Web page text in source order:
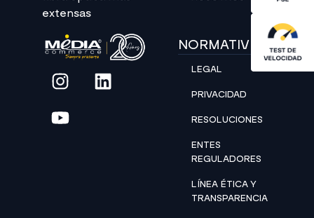
extensas
NORMATIVIDAD
LEGAL
PRIVACIDAD
RESOLUCIONES
ENTES
REGULADORES
LÍNEA ÉTICA Y
TRANSPARENCIA